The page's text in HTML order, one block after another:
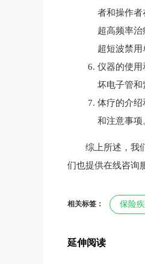
者和操作者
超高频率
超短波禁用
仪器的使用
坏电子管和
体疗的介绍
和注意事项
综上所述，我
们也提供在线咨询
相关标签： 保险
延伸阅读